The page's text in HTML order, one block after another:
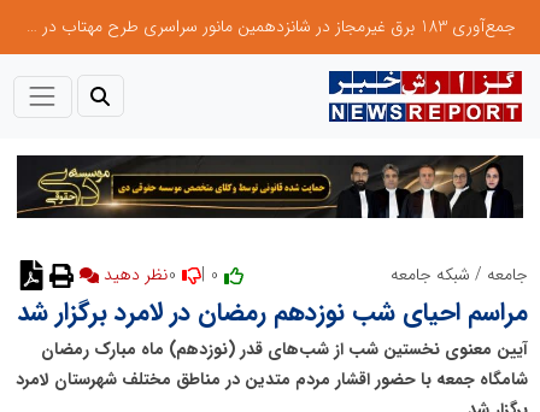
جمع‌آوری 183 برق غیرمجاز در شانزدهمین مانور سراسری طرح مهتاب در استان تهران
جامعه / شبکه جامعه نظر دهید
مراسم احیای شب نوزدهم رمضان در لامرد برگزار شد
آیین معنوی نخستین شب از شب‌های قدر (نوزدهم) ماه مبارک رمضان
شامگاه جمعه با حضور اقشار مردم متدین در مناطق مختلف شهرستان لامرد